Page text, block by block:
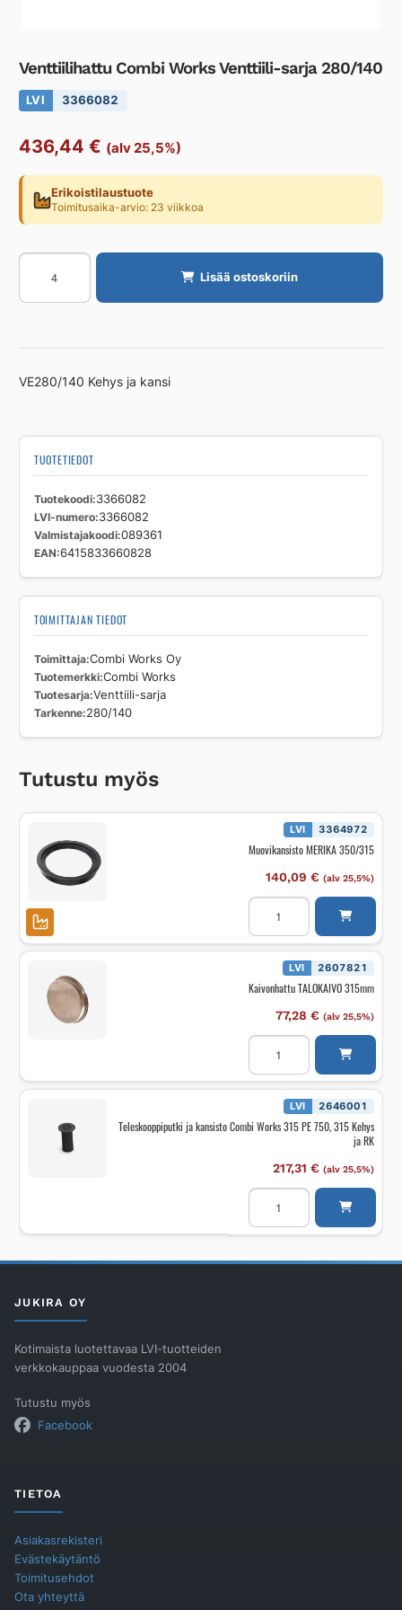
Venttiilihattu Combi Works Venttiili-sarja 280/140
LVI 3366082
436,44 € (alv 25,5%)
Erikoistilaustuote
Toimitusaika-arvio: 23 viikkoa
Venttiilihattu
Combi
Works
sarja
määrä
Lisää ostoskoriin
VE280/140 Kehys ja kansi
TUOTETIEDOT
Tuotekoodi 3366082
LVI-numero 3366082
Valmistajakoodi 089361
EAN 6415833660828
TOIMITTAJAN TIEDOT
Toimittaja Combi Works Oy
Tuotemerkki Combi Works
Tuotesarja Venttiili-sarja
Tarkenne 280/140
Tutustu myös
LVI 3364972
Muovikansisto MERIKA 350/315
140,09 € (alv 25,5%)
Muovikansisto
MERIKA
määrä
LVI 2607821
Kaivonhattu TALOKAIVO 315mm
77,28 € (alv 25,5%)
Kaivonhattu
TALOKAIVO
määrä
LVI 2646001
Teleskooppiputki ja kansisto Combi Works 315 PE 750, 315 Kehys
ja RK
217,31 € (alv 25,5%)
Teleskooppiputki
Combi
PE
JUKIRA OY
Kotimaista luotettavaa LVI-tuotteiden
verkkokauppaa vuodesta 2004
Tutustu myös
Facebook
TIETOA
Asiakasrekisteri
Evästekäytäntö
Toimitusehdot
Ota yhteyttä